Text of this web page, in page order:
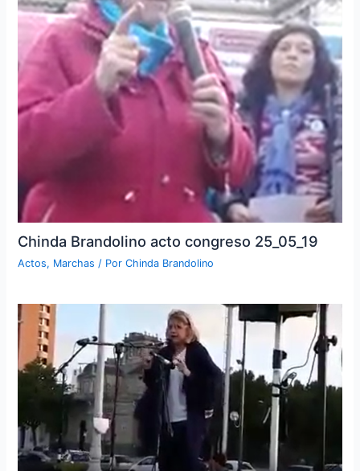
Chinda Brandolino acto congreso 25_05_19
Actos, Marchas / PorChinda Brandolino